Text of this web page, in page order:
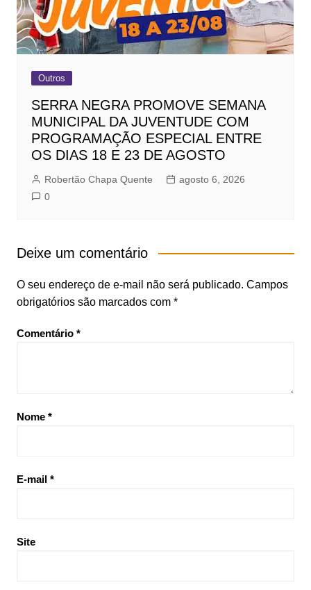
Outros
SERRA NEGRA PROMOVE SEMANA
MUNICIPAL DA JUVENTUDE COM
PROGRAMAÇÃO ESPECIAL ENTRE
OS DIAS 18 E 23 DE AGOSTO
Robertão Chapa Quente
agosto 6, 2026
0
Deixe um comentário
O seu endereço de e-mail não será publicado. Campos
obrigatórios são marcados com *
Comentário *
Nome *
E-mail *
Site